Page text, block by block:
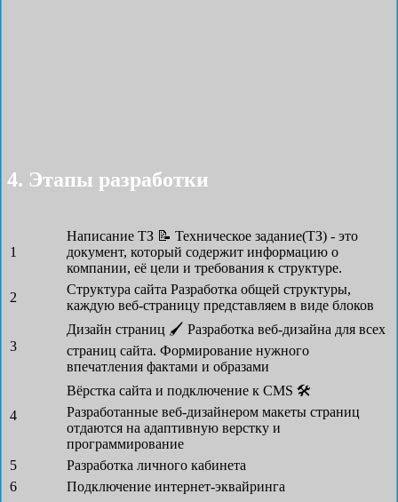
4. Этапы разработки
1
Написание ТЗ 📝 Техническое задание(ТЗ) - это
документ, который содержит информацию о
компании, её цели и требования к структуре.
2
Структура сайта Разработка общей структуры,
каждую веб-страницу представляем в виде блоков
3
Дизайн страниц 🖌 Разработка веб-дизайна для всех
страниц сайта. Формирование нужного
впечатления фактами и образами
4
Вёрстка сайта и подключение к CMS 🛠
Разработанные веб-дизайнером макеты страниц
отдаются на адаптивную верстку и
программирование
5
Разработка личного кабинета
6
Подключение интернет-эквайринга